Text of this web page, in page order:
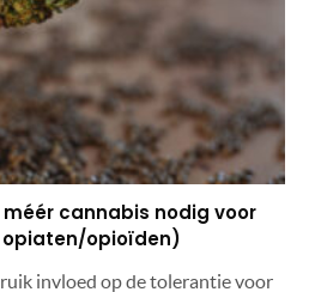
cannabis nodig voor
opioïden)
invloed op de tolerantie voor